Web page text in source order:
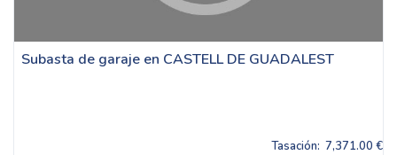
Subasta de garaje en CASTELL DE GUADALEST
Tasación: 7,371.00 €